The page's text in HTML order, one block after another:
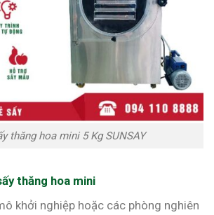
thăng hoa mini 5 Kg SUNSAY
thăng hoa mini
khởi nghiệp hoặc các phòng nghiên